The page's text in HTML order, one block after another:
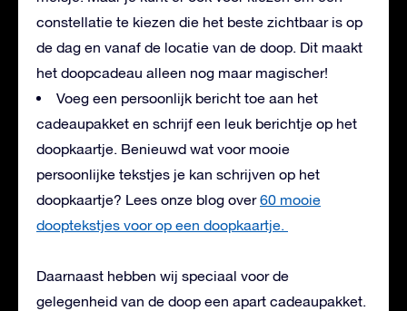
constellatie te kiezen die het beste zichtbaar is op
de dag en vanaf de locatie van de doop. Dit maakt
het doopcadeau alleen nog maar magischer!
Voeg een persoonlijk bericht toe aan het
cadeaupakket en schrijf een leuk berichtje op het
doopkaartje. Benieuwd wat voor mooie
persoonlijke tekstjes je kan schrijven op het
doopkaartje? Lees onze blog over60 mooie
dooptekstjes voor op een doopkaartje.
Daarnaast hebben wij speciaal voor de
gelegenheid van de doop een apart cadeaupakket.